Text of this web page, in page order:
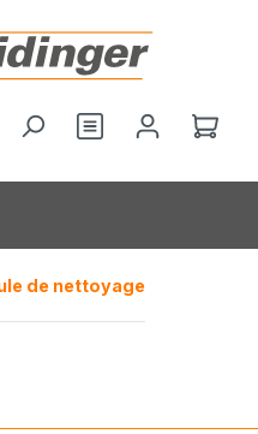
Le
de nettoyage